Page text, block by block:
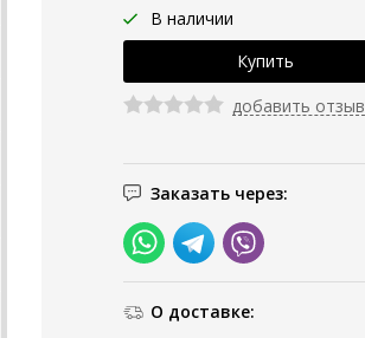
В наличии
добавить отзыв
Заказать через:
О доставке: